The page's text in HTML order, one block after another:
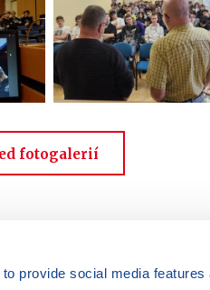
provide social media
fotogalerií